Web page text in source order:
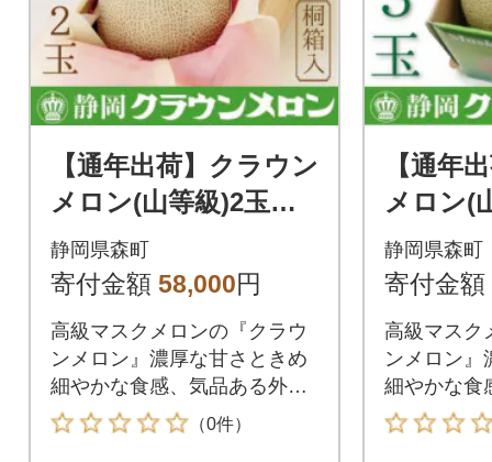
【通年出荷】クラウン
メロン(山等級)2玉
桐箱入り【森町SF】
静岡県森町
寄付金額 58,000円
高級マスクメロンの『クラウ
ンメロン』濃厚な甘さときめ
細やかな食感、気品ある外観
をご堪能ください。
（0件）
【通年
メロン
ギフト
F】
静岡県森町
寄付金額
高級マスク
ンメロン』
細やかな食
をご堪能く